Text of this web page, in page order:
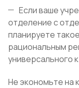
Если ваше
отделение с
планируете
рациональным
универсального
Не экономьте на